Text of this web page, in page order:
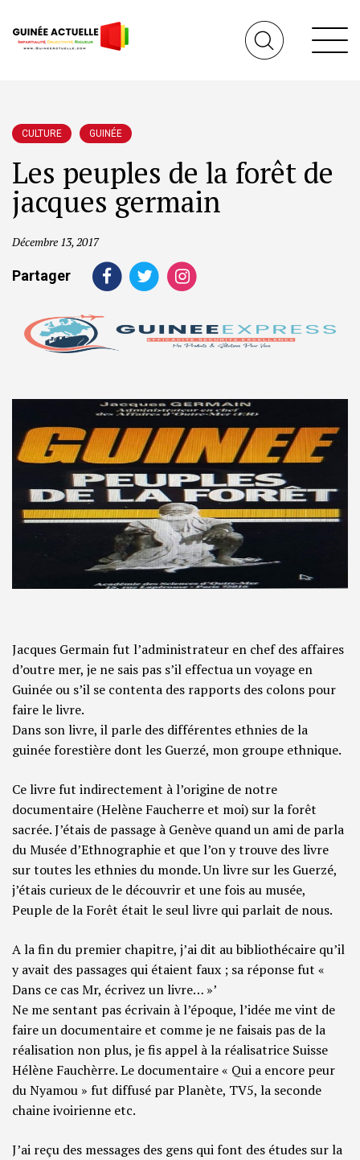
CULTURE GUINÉE
Les peuples de la forêt de
jacques germain
Décembre 13, 2017
Partager
Jacques Germain fut l’administrateur en chef des affaires
d’outre mer, je ne sais pas s’il effectua un voyage en
Guinée ou s’il se contenta des rapports des colons pour
faire le livre.
Dans son livre, il parle des différentes ethnies de la
guinée forestière dont les Guerzé, mon groupe ethnique.
Ce livre fut indirectement à l’origine de notre
documentaire (Helène Faucherre et moi) sur la forêt
sacrée. J’étais de passage à Genève quand un ami de parla
du Musée d’Ethnographie et que l’on y trouve des livre
sur toutes les ethnies du monde. Un livre sur les Guerzé,
j’étais curieux de le découvrir et une fois au musée,
Peuple de la Forêt était le seul livre qui parlait de nous.
A la fin du premier chapitre, j’ai dit au bibliothécaire qu’il
y avait des passages qui étaient faux ; sa réponse fut «
Dans ce cas Mr, écrivez un livre… »’
Ne me sentant pas écrivain à l’époque, l’idée me vint de
faire un documentaire et comme je ne faisais pas de la
réalisation non plus, je fis appel à la réalisatrice Suisse
Hélène Fauchèrre. Le documentaire « Qui a encore peur
du Nyamou » fut diffusé par Planète, TV5, la seconde
chaine ivoirienne etc.
J’ai reçu des messages des gens qui font des études sur la